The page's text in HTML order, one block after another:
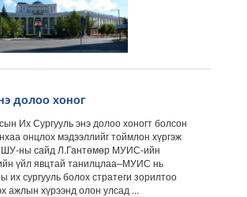
долоо хоног
Их Сургууль энэ долоо хоногт болсон
онцлох мэдээллийг тоймлон хүргэж
ны сайд Л.Гантөмөр МУИС-ийн
үйл явцтай танилцлаа–МУИС нь
их сургууль болох стратеги зорилтоо
ажлын хүрээнд олон улсад ...